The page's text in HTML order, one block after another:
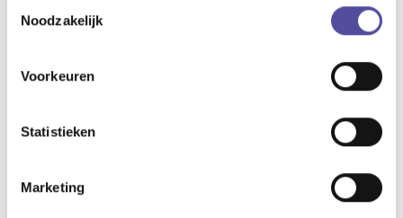
Noodzakelijk
Voorkeuren
Statistieken
Marketing
die hopelijk in 2023 hun droomhuis gaan vinden. Dank voor
het vertrouwen in ons kantoor! Wij staan in ieder geval met